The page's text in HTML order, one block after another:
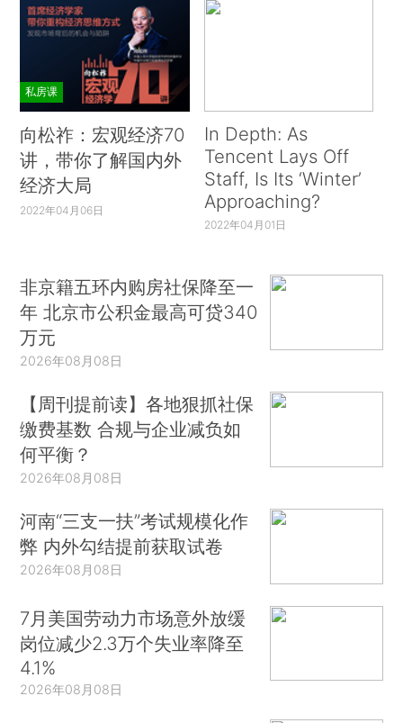
私房课
向松祚：宏观经济70
讲，带你了解国内外
经济大局
2022年04月06日
In Depth: As
Tencent Lays Off
Staff, Is Its ‘Winter’
Approaching?
2022年04月01日
非京籍五环内购房社保降至一
年 北京市公积金最高可贷340
万元
2026年08月08日
【周刊提前读】各地狠抓社保
缴费基数 合规与企业减负如
何平衡？
2026年08月08日
河南“三支一扶”考试规模化作
弊 内外勾结提前获取试卷
2026年08月08日
7月美国劳动力市场意外放缓
岗位减少2.3万个失业率降至
4.1%
2026年08月08日